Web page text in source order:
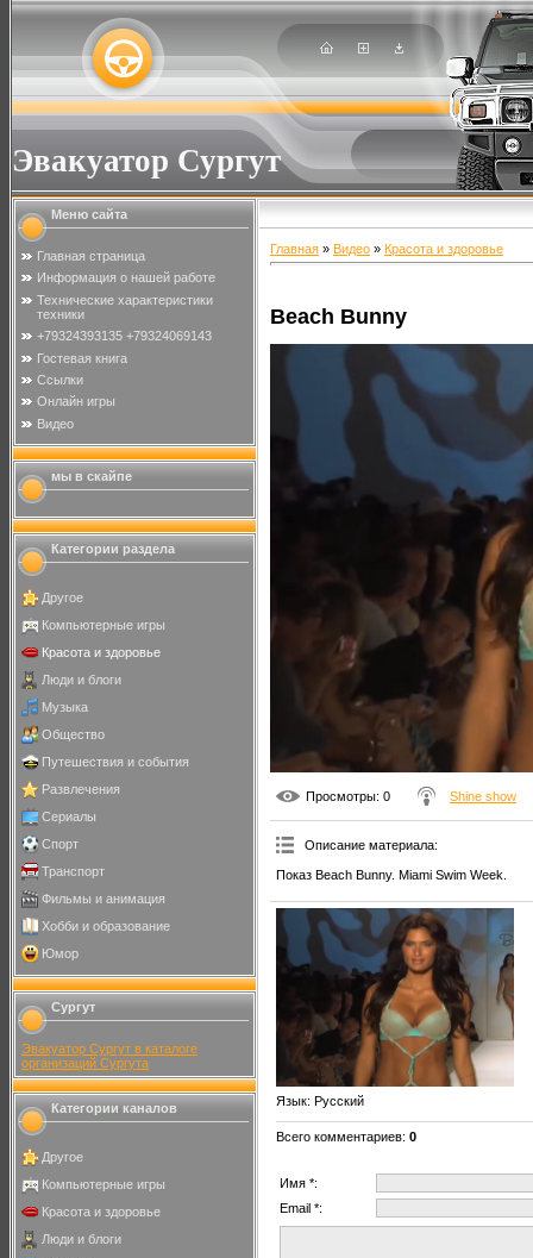
Эвакуатор Сургут
Меню сайта
Главная страница
Информация о нашей работе
Технические характеристики
техники
+79324393135 +79324069143
Гостевая книга
Ссылки
Онлайн игры
Видео
мы в скайпе
Категории раздела
Другое
Компьютерные игры
Красота и здоровье
Люди и блоги
Музыка
Общество
Путешествия и события
Развлечения
Сериалы
Спорт
Транспорт
Фильмы и анимация
Хобби и образование
Юмор
Сургут
Эвакуатор Сургут в каталоге
организаций Сургута
Категории каналов
Другое
Компьютерные игры
Красота и здоровье
Люди и блоги
Главная » Видео » Красота и здоровье
Beach Bunny
Просмотры: 0 Shine show
Описание материала:
Показ Beach Bunny. Miami Swim Week.
Язык: Русский
Всего комментариев: 0
Имя *:
Email *: